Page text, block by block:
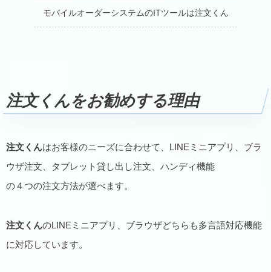
モバイルオーダーシステムのITツールは注文くん
注文くんをお勧めする理由
注文くんはお客様のニーズに合わせて、LINEミニアプリ、ブラ
ウザ注文、タブレット貸し出し注文、ハンディ機能
の４つの注文方法が選べます。
注文くんのLINEミニアプリ、ブラウザどちらも多言語対応機能
に対応しています。